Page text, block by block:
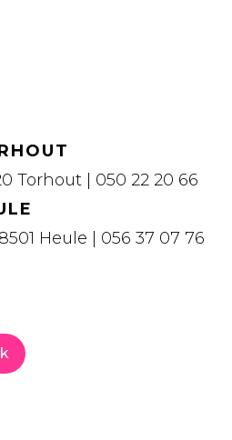
Torhout | 050 22 20 66
Heule | 056 37 07 76